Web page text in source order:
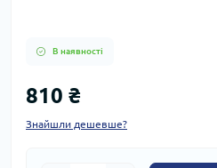
В наявності
810 ₴
Знайшли дешевше?